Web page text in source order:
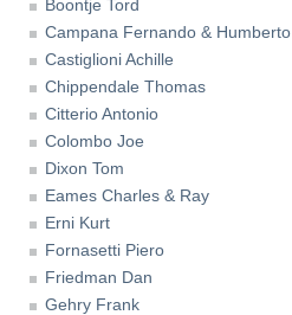
Boontje Tord
Campana Fernando & Humberto
Castiglioni Achille
Chippendale Thomas
Citterio Antonio
Colombo Joe
Dixon Tom
Eames Charles & Ray
Erni Kurt
Fornasetti Piero
Friedman Dan
Gehry Frank